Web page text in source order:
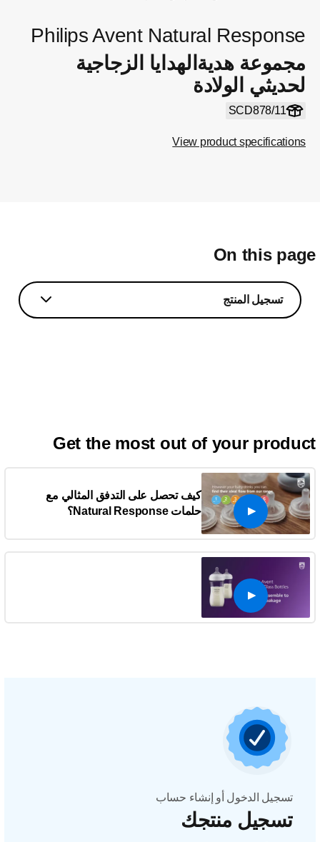
Philips Avent Natural Response
مجموعة هديةالهدايا الزجاجية
لحديثي الولادة
SCD878/11
View product specifications
On this
تسجيل المنتج
Get the most out of your
كيف تحصل على التدفق المثالي مع
حلمات Natural Response؟
تسجيل الدخول أو إنشاء حساب
تسجيل منتجك